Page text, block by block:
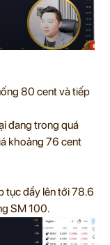
80 cent và tiếp
đang trong quá
khoảng 76 cent
tục đẩy lên tới 78.6
SM 100.